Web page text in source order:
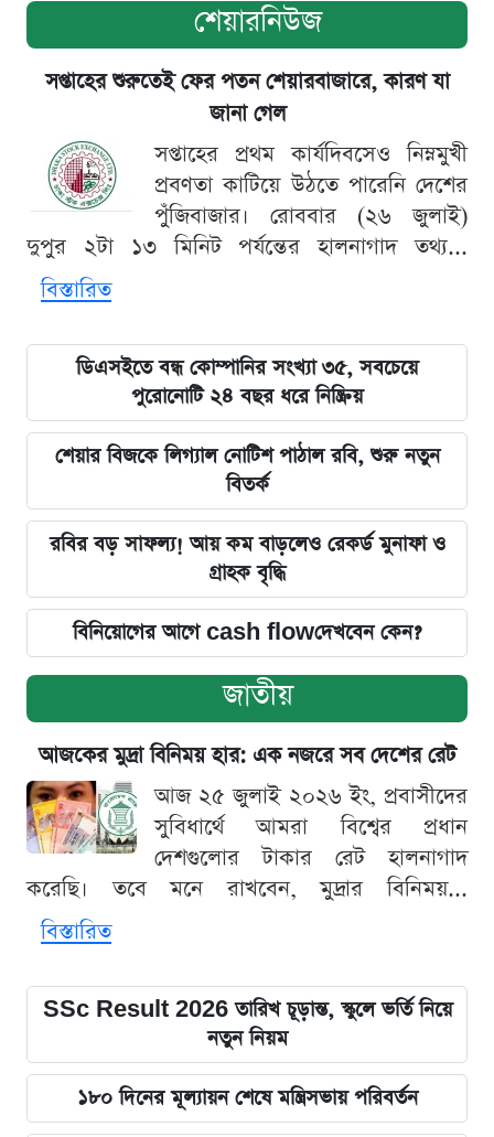
শেয়ারনিউজ
সপ্তাহের শুরুতেই ফের পতন শেয়ারবাজারে, কারণ যা
জানা গেল
সপ্তাহের প্রথম কার্যদিবসেও নিম্নমুখী
প্রবণতা কাটিয়ে উঠতে পারেনি দেশের
পুঁজিবাজার। রোববার (২৬ জুলাই)
দুপুর ২টা ১৩ মিনিট পর্যন্তের হালনাগাদ তথ্য...
বিস্তারিত
ডিএসইতে বন্ধ কোম্পানির সংখ্যা ৩৫, সবচেয়ে
পুরোনোটি ২৪ বছর ধরে নিষ্ক্রিয়
শেয়ার বিজকে লিগ্যাল নোটিশ পাঠাল রবি, শুরু নতুন
বিতর্ক
রবির বড় সাফল্য! আয় কম বাড়লেও রেকর্ড মুনাফা ও
গ্রাহক বৃদ্ধি
বিনিয়োগের আগে cash flowদেখবেন কেন?
জাতীয়
আজকের মুদ্রা বিনিময় হার: এক নজরে সব দেশের রেট
আজ ২৫ জুলাই ২০২৬ ইং, প্রবাসীদের
সুবিধার্থে আমরা বিশ্বের প্রধান
দেশগুলোর টাকার রেট হালনাগাদ
করেছি। তবে মনে রাখবেন, মুদ্রার বিনিময়...
বিস্তারিত
SSc Result 2026 তারিখ চূড়ান্ত, স্কুলে ভর্তি নিয়ে
নতুন নিয়ম
১৮০ দিনের মূল্যায়ন শেষে মন্ত্রিসভায় পরিবর্তন